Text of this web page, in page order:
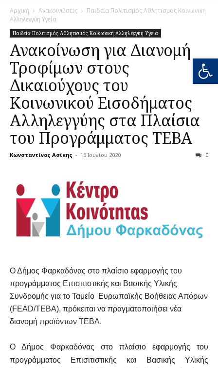
Αρχική Ανακοινώσεις
Παιδεία Πολιτισμός Αθλητισμός Κοινωνική
Αλληλεγγύη Υγεία
Παιδεία Πολιτισμός Αθλητισμός Κοινωνική Αλληλεγγύη Υγεία
Ανακοίνωση για Διανομή
Τροφίμων στους
Δικαιούχους του
Κοινωνικού Εισοδήματος
Αλληλεγγύης στα Πλαίσια
του Προγράμματος ΤΕΒΑ
Κωνσταντίνος Ασίκης - 15 Ιουνίου 2020 0
Ο Δήμος Φαρκαδόνας στο πλαίσιο εφαρμογής του
προγράμματος Επισιτιστικής και Βασικής Υλικής
Συνδρομής για το Ταμείο Ευρωπαϊκής Βοήθειας Απόρων
(FEAD/TEBA), πρόκειται να πραγματοποιήσει νέα
διανομή προϊόντων ΤΕΒΑ.
Ο Δήμος Φαρκαδόνας στο πλαίσιο εφαρμογής του
προγράμματος Επισιτιστικής και Βασικής Υλικής